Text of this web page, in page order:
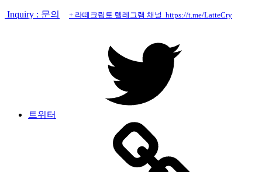
Inquiry : 문의 + 라떼크립토 텔레그램 채널 https://t.me/LatteCry
트위터